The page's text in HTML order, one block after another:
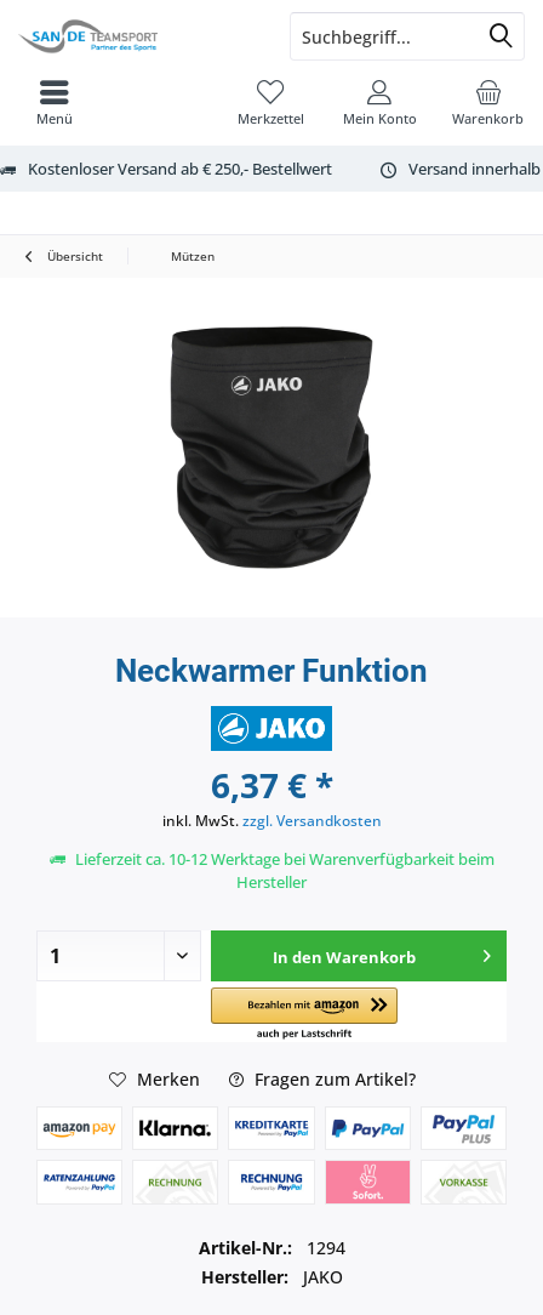
Kostenloser Versand ab € 250,- Bestellwert Versand
Warenkorb
Merkzettel Mein Konto
Menü
Übersicht Mützen
Neckwarmer Funktion
6,37 € *
inkl. MwSt.zzgl. Versandkosten
Lieferzeit ca. 10-12 Werktage bei Warenverfügbarkeit beim
Hersteller
In den Warenkorb
Merken Fragen zum Artikel?
Artikel-Nr.:
1294
Hersteller:
JAKO